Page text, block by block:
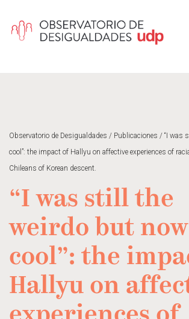
Observatorio de Desigualdades / Publicaciones / “I was
cool”: the impact of Hallyu on affective experiences of
Chileans of Korean descent.
“I was still the
weirdo but now
cool”: the
Hallyu on